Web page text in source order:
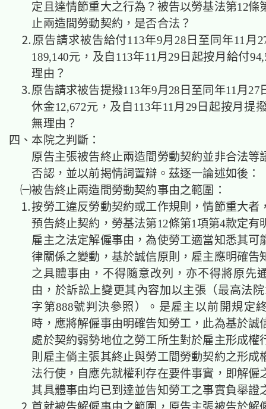
定且達情節重大之行為？被告以勞基法第12條
止兩造間勞動契約，是否合法？
⒉原告請求被告給付113年9月28日至同年11月
189,140元，及自113年11月29日起按月給付
理由？
⒊原告請求被告提撥113年9月28日至同年11月27
休金12,672元，及自113年11月29日起按月提
無理由？
四、本院之判斷：
原告主張被告終止兩造間勞動契約並非合法等
否認，並以前揭情詞置辯。茲逐一論述如後：
㈠被告終止兩造間勞動契約事由之範圍：
⒈按勞工違反勞動契約或工作規則，情節重大者
預告終止契約，勞基法第12條第1項第4款定有
雇主之法定解僱事由，為使勞工適當知悉其可
律關係之變動，基於誠信原則，雇主應明確告
之具體事由，不得隨意改列，亦不得將原先
由，於訴訟上變更其內容加以主張（最高法
字第888號判決參照）。是雇主以前開規定
時，應將解僱事由明確告知勞工，此為基於誠
處於契約弱勢地位之勞工所生對於雇主形成權
則雇主倘主張其終止與勞工間勞動契約之形成
法行使，自應先就權利存在要件事實，即解僱
其具體事由均已到達並告知勞工之事實負舉證